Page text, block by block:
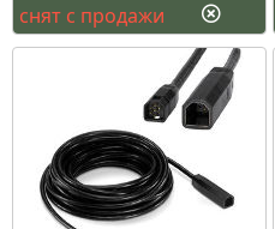
снят с продажи